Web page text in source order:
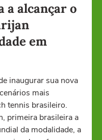
alcançar o
em
inaugurar sua nova
mais
tennis brasileiro.
primeira brasileira a
da modalidade, a